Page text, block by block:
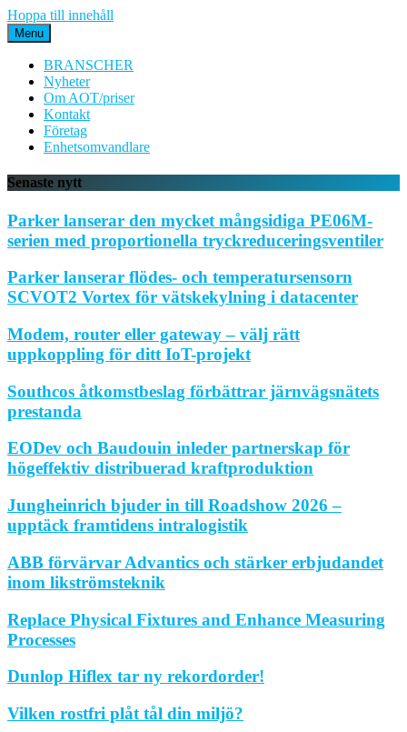
Hoppa till innehåll
Menu
BRANSCHER
Nyheter
Om AOT/priser
Kontakt
Företag
Enhetsomvandlare
Senaste nytt
Parker lanserar den mycket mångsidiga PE06M-
serien med proportionella tryckreduceringsventiler
Parker lanserar flödes- och temperatursensorn
SCVOT2 Vortex för vätskekylning i datacenter
Modem, router eller gateway – välj rätt
uppkoppling för ditt IoT-projekt
Southcos åtkomstbeslag förbättrar järnvägsnätets
prestanda
EODev och Baudouin inleder partnerskap för
högeffektiv distribuerad kraftproduktion
Jungheinrich bjuder in till Roadshow 2026 –
upptäck framtidens intralogistik
ABB förvärvar Advantics och stärker erbjudandet
inom likströmsteknik
Replace Physical Fixtures and Enhance Measuring
Processes
Dunlop Hiflex tar ny rekordorder!
Vilken rostfri plåt tål din miljö?